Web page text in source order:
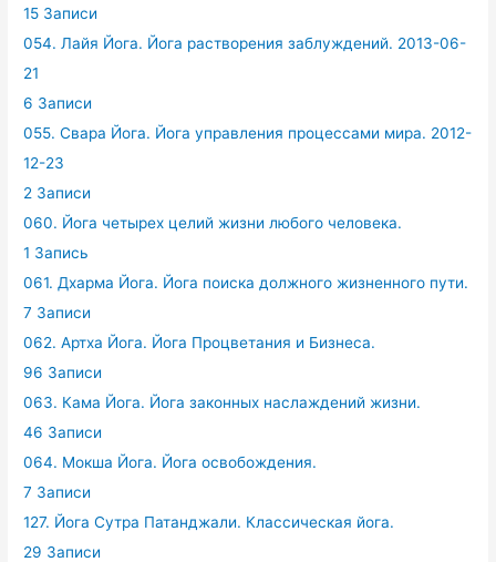
15 Записи
054. Лайя Йога. Йога растворения заблуждений. 2013-06-
21
6 Записи
055. Свара Йога. Йога управления процессами мира. 2012-
12-23
2 Записи
060. Йога четырех целий жизни любого человека.
1 Запись
061. Дхарма Йога. Йога поиска должного жизненного пути.
7 Записи
062. Артха Йога. Йога Процветания и Бизнеса.
96 Записи
063. Кама Йога. Йога законных наслаждений жизни.
46 Записи
064. Мокша Йога. Йога освобождения.
7 Записи
127. Йога Сутра Патанджали. Классическая йога.
29 Записи